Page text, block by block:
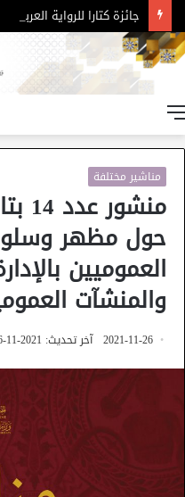
جائزة كتارا للرواية العربية –
مناشير مختلفة
حول مظهر
العموميين
والمنشآت
2021-11-26 آخر تحديث: 2021-11-26